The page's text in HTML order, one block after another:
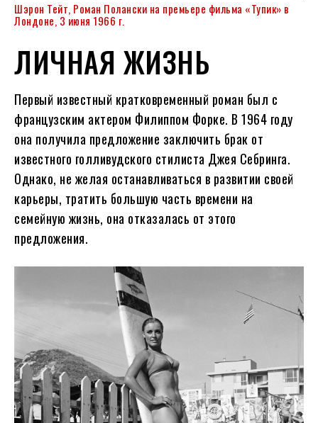
Шэрон Тейт, Роман Полански на премьере фильма «Тупик» в
Лондоне, 3 июня 1966 г.
ЛИЧНАЯ ЖИЗНЬ
Первый известный кратковременный роман был с
французским актером Филиппом Форке. В 1964 году
она получила предложение заключить брак от
известного голливудского стилиста Джея Себринга.
Однако, не желая останавливаться в развитии своей
карьеры, тратить большую часть времени на
семейную жизнь, она отказалась от этого
предложения.